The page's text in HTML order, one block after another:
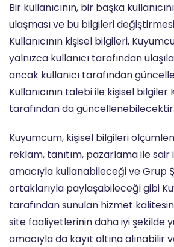
Bir kullanıcının, bir başka
ulaşması ve bu bilgileri
Kullanıcının kişisel bilgileri,
yalnızca kullanıcı tarafından
ancak kullanıcı tarafından
Kullanıcının talebi ile kişisel
tarafından da güncellenebilecektir.
Kuyumcum, kişisel bilgileri
reklam, tanıtım, pazarlama ile
amacıyla kullanabileceği ve Grup
ortaklarıyla paylaşabileceği gibi
tarafından sunulan hizmet
site faaliyetlerinin daha iyi şekilde
amacıyla da kayıt altına alınabilir